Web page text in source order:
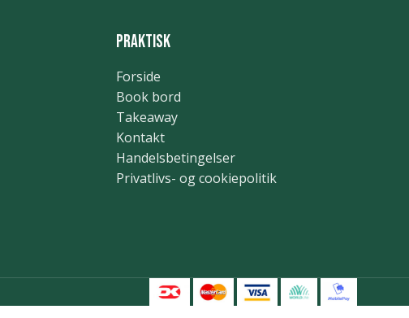
Praktisk
Forside
Book bord
Takeaway
Kontakt
Handelsbetingelser
Privatlivs- og cookiepolitik